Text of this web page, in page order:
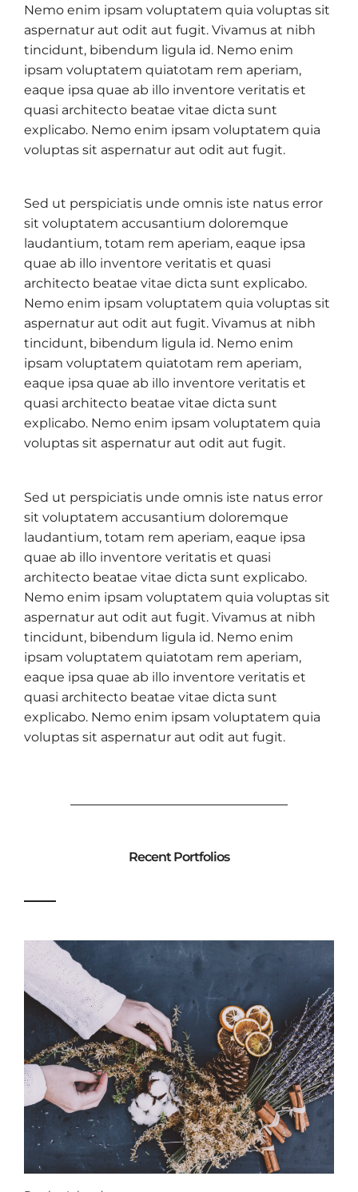
Nemo enim ipsam voluptatem quia voluptas sit
aspernatur aut odit aut fugit. Vivamus at nibh
tincidunt, bibendum ligula id. Nemo enim
ipsam voluptatem quiatotam rem aperiam,
eaque ipsa quae ab illo inventore veritatis et
quasi architecto beatae vitae dicta sunt
explicabo. Nemo enim ipsam voluptatem quia
voluptas sit aspernatur aut odit aut fugit.
Sed ut perspiciatis unde omnis iste natus error
sit voluptatem accusantium doloremque
laudantium, totam rem aperiam, eaque ipsa
quae ab illo inventore veritatis et quasi
architecto beatae vitae dicta sunt explicabo.
Nemo enim ipsam voluptatem quia voluptas sit
aspernatur aut odit aut fugit. Vivamus at nibh
tincidunt, bibendum ligula id. Nemo enim
ipsam voluptatem quiatotam rem aperiam,
eaque ipsa quae ab illo inventore veritatis et
quasi architecto beatae vitae dicta sunt
explicabo. Nemo enim ipsam voluptatem quia
voluptas sit aspernatur aut odit aut fugit.
Sed ut perspiciatis unde omnis iste natus error
sit voluptatem accusantium doloremque
laudantium, totam rem aperiam, eaque ipsa
quae ab illo inventore veritatis et quasi
architecto beatae vitae dicta sunt explicabo.
Nemo enim ipsam voluptatem quia voluptas sit
aspernatur aut odit aut fugit. Vivamus at nibh
tincidunt, bibendum ligula id. Nemo enim
ipsam voluptatem quiatotam rem aperiam,
eaque ipsa quae ab illo inventore veritatis et
quasi architecto beatae vitae dicta sunt
explicabo. Nemo enim ipsam voluptatem quia
voluptas sit aspernatur aut odit aut fugit.
Recent Portfolios